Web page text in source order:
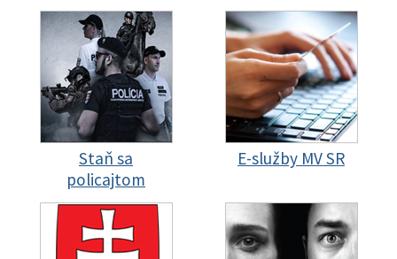
Staň sa
policajtom
E-služby MV SR